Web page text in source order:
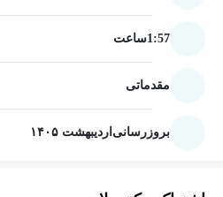
1:57ساعت
مقدماتی
بروزرسانی اردیبهشت ۱۴۰۵